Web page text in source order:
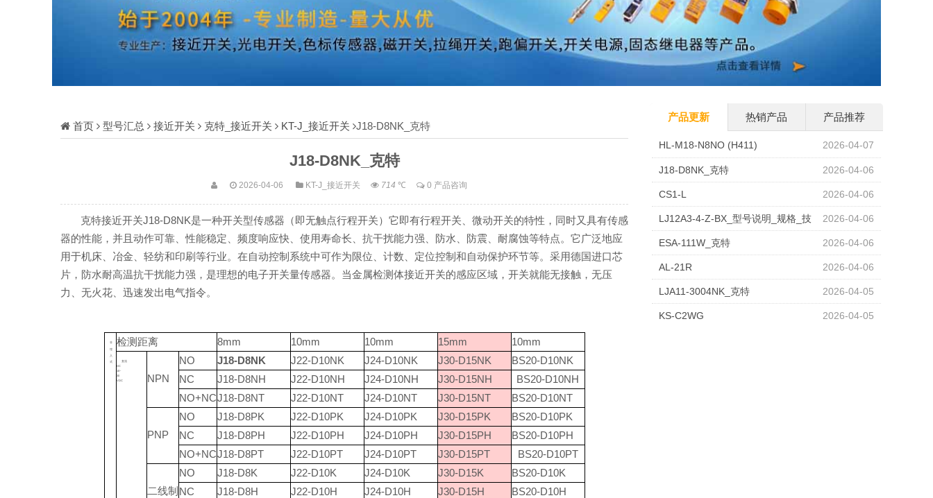
首页 型号汇总 接近开关 克特_接近开关 KT-J_接近开关 J18-D8NK_克特
J18-D8NK_克特
2026-04-06 KT-J_接近开关 714 ℃ 0 产品咨询
克特接近开关J18-D8NK是一种开关型传感器（即无触点行程开关）它即有行程开关、微动开关的特性，同时又具有传感
器的性能，并且动作可靠、性能稳定、频度响应快、使用寿命长、抗干扰能力强、防水、防震、耐腐蚀等特点。它广泛地应
用于机床、冶金、轻纺和印刷等行业。在自动控制系统中可作为限位、计数、定位控制和自动保护环节等。采用德国进口芯
片，防水耐高温抗干扰能力强，是理想的电子开关量传感器。当金属检测体接近开关的感应区域，开关就能无接触，无压
力、无火花、迅速发出电气指令。
埋
式
检测距离 8mm 10mm 10mm 15mm 10mm
直流
DC
10~
30
VDC
NPN
NO J18-D8NK J22-D10NK J24-D10NK J30-D15NK
BS20-D10NK
NC
J18-D8NH J22-D10NH J24-D10NH J30-D15NH
BS20-D10NH
NO+NCJ18-D8NT J22-D10NT J24-D10NT J30-D15NT BS20-D10NT
PNP
NO J18-D8PK J22-D10PK J24-D10PK J30-D15PK
BS20-D10PK
NC
J18-D8PH J22-D10PH J24-D10PH J30-D15PH
BS20-D10PH
NO+NCJ18-D8PT J22-D10PT J24-D10PT J30-D15PT BS20-D10PT
二线制
NO J18-D8K J22-D10K J24-D10K J30-D15K
BS20-D10K
NC
J18-D8H J22-D10H J24-D10H J30-D15H
BS20-D10H
产品更新 热销产品 产品推荐
2026-04-07
HL-M18-N8NO (H411)
2026-04-06
J18-D8NK_克特
2026-04-06
CS1-L
2026-04-06
LJ12A3-4-Z-BX_型号说明_规格_技
术参数_工作原理图_克特 2026-04-06
ESA-111W_克特
2026-04-06
AL-21R
2026-04-05
LJA11-3004NK_克特
2026-04-05
KS-C2WG